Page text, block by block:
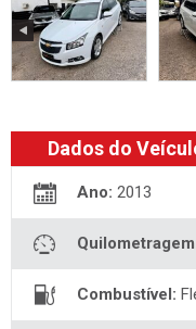
Dados do
Ano: 2013
Combustível: